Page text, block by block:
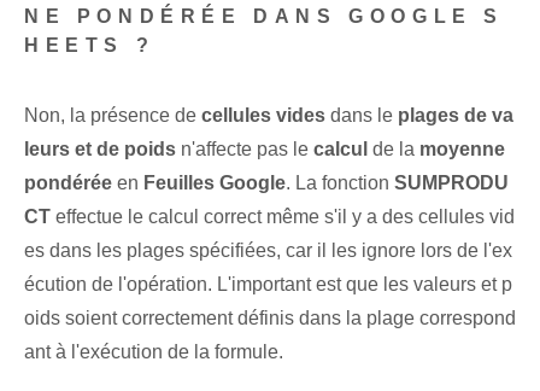
NE PONDÉRÉE DANS GOOGLE S
HEETS ?
Non,⁤ la présence de cellules vides dans ⁣le⁤ plages de va
leurs et de poids n'affecte pas⁢ le calcul de la moyenne
pondérée en Feuilles Google. La fonction SUMPRODU
CT effectue le calcul correct même s'il y a des cellules vid
es dans les plages spécifiées, car il les ignore lors de l'ex
écution de l'opération. L'important est que les valeurs et p
oids soient correctement définis dans la plage correspond
ant à l'exécution de la formule.